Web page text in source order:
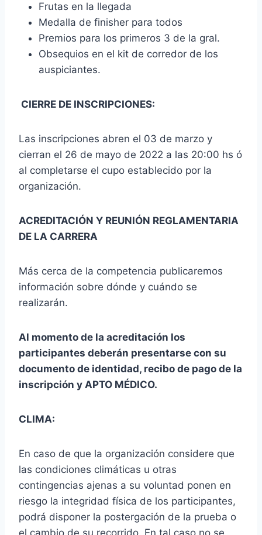
Frutas en la llegada
Medalla de finisher para todos
Premios para los primeros 3 de la gral.
Obsequios en el kit de corredor de los
auspiciantes.
CIERRE DE INSCRIPCIONES:
Las inscripciones abren el 03 de marzo y
cierran el 26 de mayo de 2022 a las 20:00 hs ó
al completarse el cupo establecido por la
organización.
ACREDITACIÓN Y REUNIÓN REGLAMENTARIA
DE LA CARRERA
Más cerca de la competencia publicaremos
información sobre dónde y cuándo se
realizarán.
Al momento de la acreditación los
participantes deberán presentarse con su
documento de identidad, recibo de pago de la
inscripción y APTO MÉDICO.
CLIMA:
En caso de que la organización considere que
las condiciones climáticas u otras
contingencias ajenas a su voluntad ponen en
riesgo la integridad física de los participantes,
podrá disponer la postergación de la prueba o